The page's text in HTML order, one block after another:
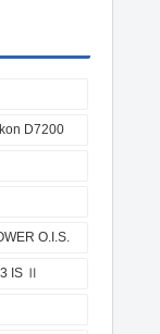
D7200
O.I.S.
IS Ⅱ